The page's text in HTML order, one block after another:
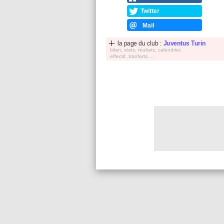
Twitter
Mail
la page du club : Juventus Turin
bilan, stats, réultats, calendrier,
effectif, tranferts, ...